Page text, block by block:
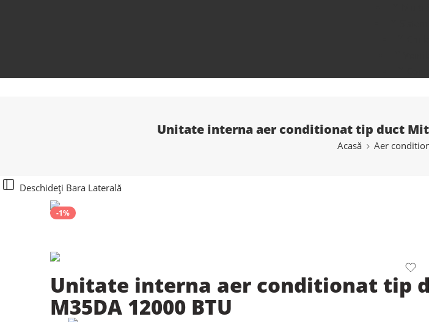
Unitate interna aer conditionat tip duct
Acasă Aer
Deschideți Bara Laterală
-1%
Unitate interna aer conditionat tip
M35DA 12000 BTU